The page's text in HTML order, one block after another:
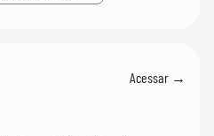
Acessar →